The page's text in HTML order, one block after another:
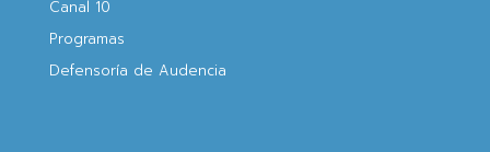
Canal 10
Programas
Defensoría de Audencia